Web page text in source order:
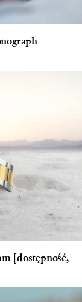
[dostępność,